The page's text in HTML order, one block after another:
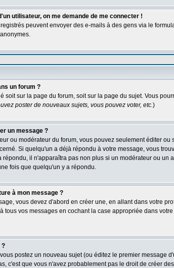
utilisateur, on me demande de me connecter !
peuvent envoyer des e-mails à des gens via le
un forum ?
soit sur la page du forum, soit sur la page du sujet. Vous
poster de nouveaux sujets, vous pouvez voter, etc.)
un message ?
ou modérateur du forum, vous pouvez seulement éditer
Si quelqu'un a déjà répondu à votre message, vous
il n'apparaîtra pas non plus si un modérateur ou
fois que quelqu'un y a répondu.
à mon message ?
vous devez d'abord en créer une, en allant dans votre
tous vos messages en cochant la case appropriée dans
?
postez un nouveau sujet (ou éditez le premier message
c'est que vous n'avez probablement pas le droit de créer